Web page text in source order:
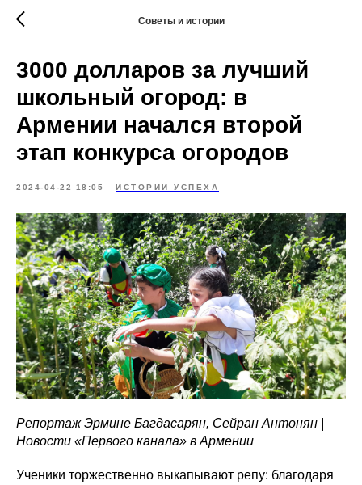
Советы и истории
3000 долларов за лучший
школьный огород: в
Армении начался второй
этап конкурса огородов
2024-04-22 18:05 ИСТОРИИ УСПЕХА
Репортаж Эрмине Багдасарян, Сейран Антонян |
Новости «Первого канала» в Армении
Ученики торжественно выкапывают репу: благодаря